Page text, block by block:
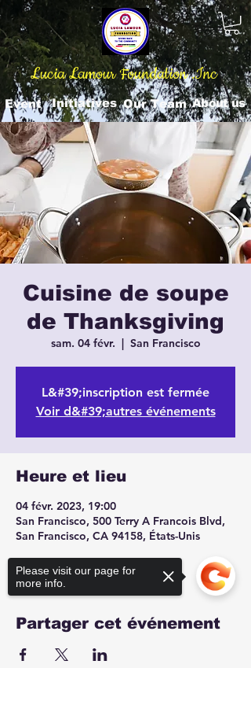
Lucia Lamour Foundation .Inc
Event Initiatives Our Team About us
Cuisine de soupe
de Thanksgiving
sam. 04 févr. San Francisco
L&#39;inscription est fermée
Voir d&#39;autres événements
Heure et lieu
04 févr. 2023, 19:00
San Francisco, 500 Terry A Francois Blvd,
San Francisco, CA 94158, États-Unis
Partager cet événement
Please visit our page for
more info.